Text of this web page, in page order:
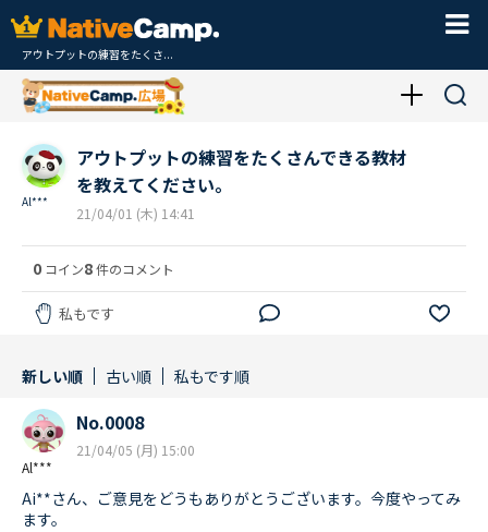
アウトプットの練習をたくさ...
Al***
アウトプットの練習をたくさんできる教材
を教えてください。
21/04/01 (木) 14:41
0 コイン8件のコメント
私もです
新しい順 古い順 私もです順
Al***
No.0008
21/04/05 (月) 15:00
Ai**さん、ご意見をどうもありがとうございます。今度やってみ
ます。